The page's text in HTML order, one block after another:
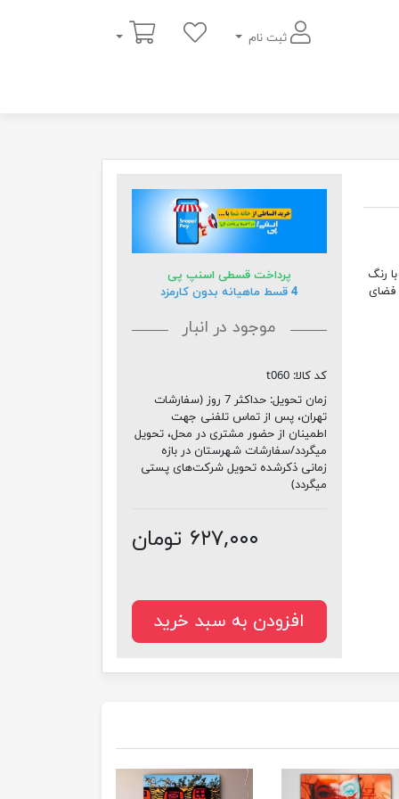
ثبت نام
سبد خرید
با ضخامت 8 میلیمتر با رنگ
فضای
پرداخت قسطی اسنپ پی
4 قسط ماهیانه بدون کارمزد
موجود در انبار
کد کالا: t060
زمان تحویل:
حداکثر 7 روز (سفارشات
تهران، پس از تماس تلفنی جهت
اطمینان از حضور مشتری در محل، تحویل
میگردد/سفارشات شهرستان در بازه
زمانی ذکرشده تحویل شرکت‌های پستی
میگردد)
۶۲۷,۰۰۰ تومان
افزودن به سبد خرید